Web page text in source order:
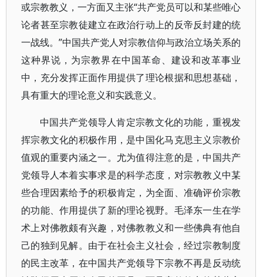
或宗教教义，一方面又主张“共产党员可以和某些唯心
论者甚至宗教徒建立在政治行动上的反帝反封建的统
一战线。”中国共产党人对宗教信仰与政治立场关系的
这种界说，为宗教界在中国革命、建设和改革事业
中，充分发挥正面作用提供了理论根据和思想基础，
具有重大的理论意义和实践意义。
中国共产党领导人肯定宗教文化的功能，重视发
挥宗教文化的积极作用，是中国化马克思主义宗教价
值观的重要内涵之一。尤为值得注意的是，中国共产
党领导人本着实事求是的科学态度，对宗教教义中某
些合理因素给予的积极肯定，为全面、准确评价宗教
的功能、作用提供了新的理论视野。毛泽东一生在学
术上对佛教颇有兴趣，对佛教教义和一些佛典有他自
己的独到见解。由于在社会主义社会，经过宗教制度
的民主改革，在中国共产党领导下宗教不再是反动统